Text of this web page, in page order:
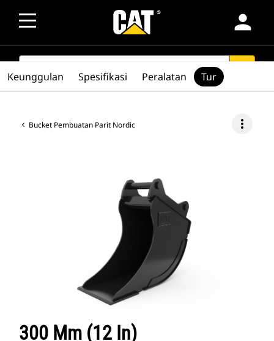
person
SEARCH
Bucket Pembuatan Parit Nordic more_vert
300 Mm (12 In)
Keunggulan Spesifikasi Peralatan Tur